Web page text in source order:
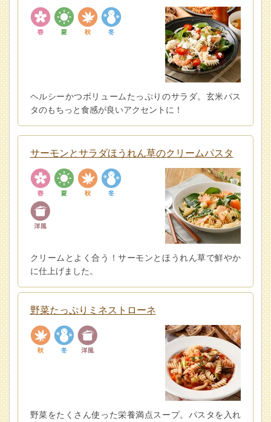
ヘルシーかつボリュームたっぷりのサラダ。玄米パス
タのもちっと食感が良いアクセントに！
サーモンとサラダほうれん草のクリームパスタ
クリームとよく合う！サーモンとほうれん草で鮮やか
に仕上げました。
野菜たっぷりミネストローネ
野菜をたくさん使った栄養満点スープ。パスタを入れ